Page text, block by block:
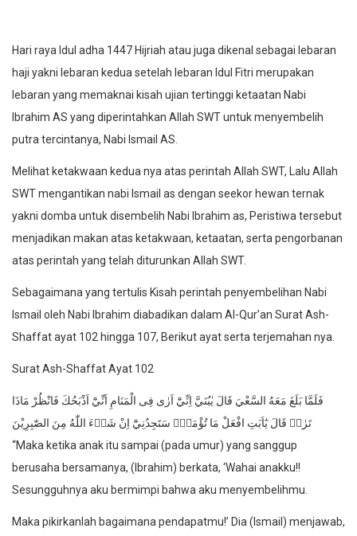
Hari raya Idul adha 1447 Hijriah atau juga dikenal sebagai lebaran
haji yakni lebaran kedua setelah lebaran Idul Fitri merupakan
lebaran yang memaknai kisah ujian tertinggi ketaatan Nabi
Ibrahim AS yang diperintahkan Allah SWT untuk menyembelih
putra tercintanya, Nabi Ismail AS.
Melihat ketakwaan kedua nya atas perintah Allah SWT, Lalu Allah
SWT mengantikan nabi Ismail as dengan seekor hewan ternak
yakni domba untuk disembelih Nabi Ibrahim as, Peristiwa tersebut
menjadikan makan atas ketakwaan, ketaatan, serta pengorbanan
atas perintah yang telah diturunkan Allah SWT.
Sebagaimana yang tertulis Kisah perintah penyembelihan Nabi
Ismail oleh Nabi Ibrahim diabadikan dalam Al-Qur’an Surat Ash-
Shaffat ayat 102 hingga 107, Berikut ayat serta terjemahan nya.
Surat Ash-Shaffat Ayat 102
فَلَمَّا بَلَغَ مَعَهُ السَّعْيَ قَالَ يٰبُنَيَّ اِنِّيْٓ اَرٰى فِى الْمَنَامِ اَنِّيْٓ اَذْبَحُكَ فَانْظُرْ مَاذَا
تَرٰىۗ قَالَ يٰٓاَبَتِ افْعَلْ مَا تُؤْمَرُۖ سَتَجِدُنِيْٓ اِنْ شَاۤءَ اللّٰهُ مِنَ الصّٰبِرِيْنَ
“Maka ketika anak itu sampai (pada umur) yang sanggup
berusaha bersamanya, (Ibrahim) berkata, ‘Wahai anakku!!
Sesungguhnya aku bermimpi bahwa aku menyembelihmu.
Maka pikirkanlah bagaimana pendapatmu!’ Dia (Ismail) menjawab,